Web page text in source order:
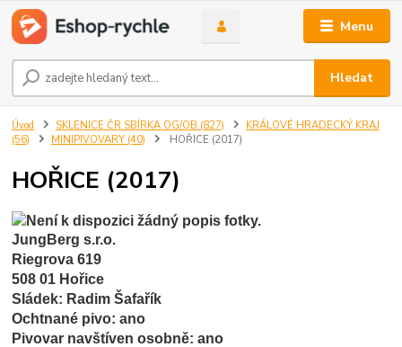
Menu
Hledat
Úvod SKLENICE ČR SBÍRKA OG/OB (827)
KRÁLOVÉ HRADECKÝ KRAJ
(56)
MINIPIVOVARY (40) HOŘICE (2017)
HOŘICE (2017)
JungBerg s.r.o.
Riegrova 619
508 01 Hořice
Sládek: Radim Šafařík
Ochtnané pivo: ano
Pivovar navštíven osobně: ano